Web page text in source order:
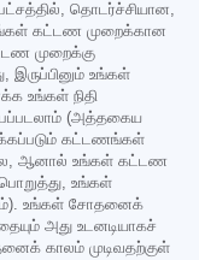
தொடர்ச்சியான,
கட்டண முறைக்கான
முறைக்கு
உங்கள்
உங்கள் நிதி
(அத்தகைய
கட்டணங்கள்
ஆனால் உங்கள் கட்டண
உங்கள்
உங்கள் சோதனைக்
அது உடனடியாகச்
காலம் முடிவதற்குள்